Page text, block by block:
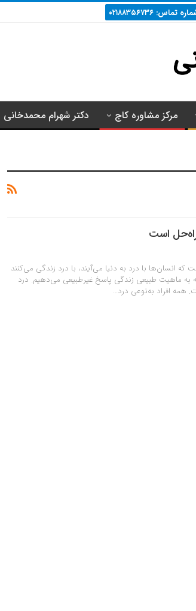
تماس: ۰۲۱۸۸۳۵۶۷۳۶
مرکز مشاوره کاج دکتر شهرام محمدخانی
است
انسان‌ها با درد به دنیا می‌آیند، با درد زندگی می‌کنند
که به ماهیت طبیعی زندگی پاسخ غیرطبیعی می‌دهیم. درد
افراد به‌نوعی درد…